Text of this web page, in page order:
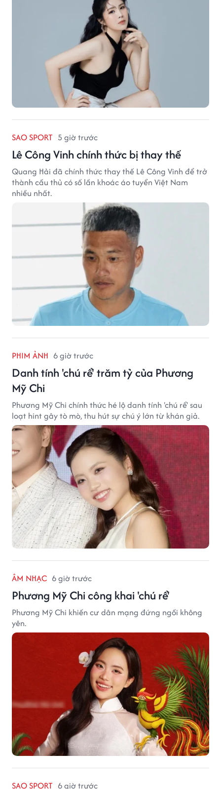
SAO SPORT 5 giờ trước
Lê Công Vinh chính thức bị thay thế
Quang Hải đã chính thức thay thế Lê Công Vinh để trở
thành cầu thủ có số lần khoác áo tuyển Việt Nam
nhiều nhất.
PHIM ẢNH 6 giờ trước
Danh tính 'chú rể' trăm tỷ của Phương
Mỹ Chi
Phương Mỹ Chi chính thức hé lộ danh tính 'chú rể' sau
loạt hint gây tò mò, thu hút sự chú ý lớn từ khán giả.
ÂM NHẠC 6 giờ trước
Phương Mỹ Chi công khai 'chú rể'
Phương Mỹ Chi khiến cư dân mạng đứng ngồi không
yên.
SAO SPORT 6 giờ trước